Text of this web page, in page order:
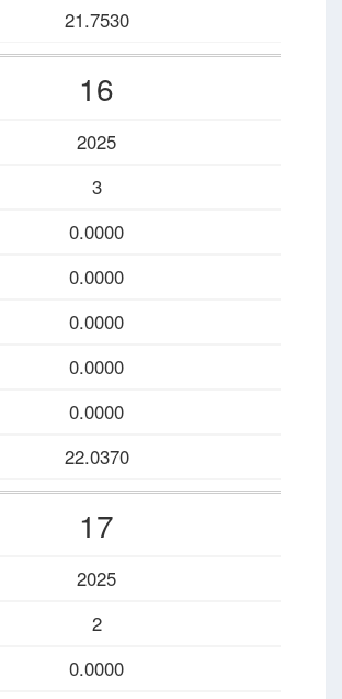
21.7530
16
2025
3
0.0000
0.0000
0.0000
0.0000
0.0000
22.0370
17
2025
2
0.0000